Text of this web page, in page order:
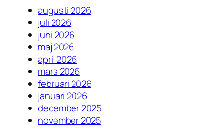
augusti 2026
juli 2026
juni 2026
maj 2026
april 2026
mars 2026
februari 2026
januari 2026
december 2025
november 2025